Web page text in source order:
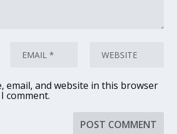
email, and website in this browser
comment.